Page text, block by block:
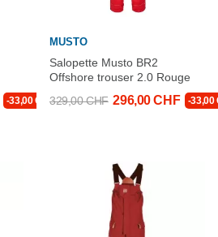
-33,00 CHF
MUSTO
Salopette Musto BR2
Offshore trouser 2.0 Rouge
329,00 CHF 296,00 CHF -33,00